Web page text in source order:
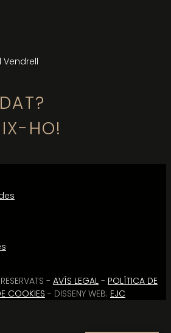
Vendrell
HO!
- AVÍS LEGAL - POLÍTICA DE
COOKIES - DISSENY WEB: EJC